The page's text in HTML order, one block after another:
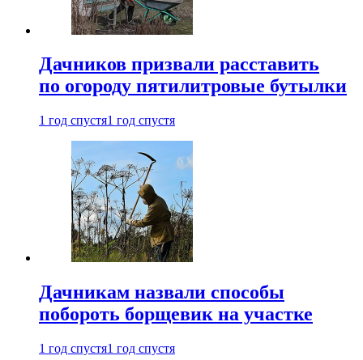
Дачников призвали расставить
по огороду пятилитровые бутылки
1 год спустя1 год спустя
Дачникам назвали способы
побороть борщевик на участке
1 год спустя1 год спустя